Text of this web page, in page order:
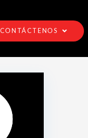
CONTÁCTENOS